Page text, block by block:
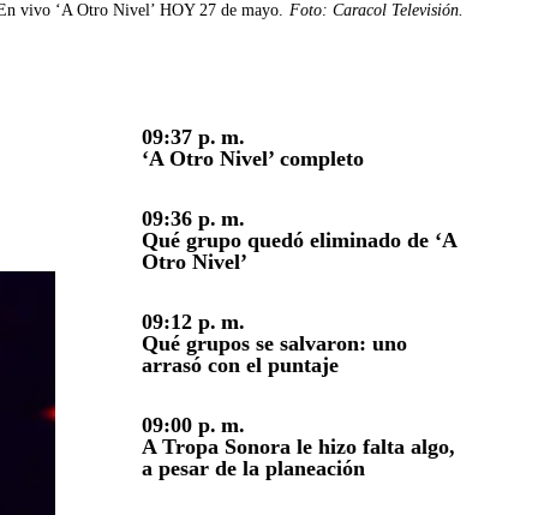
vivo ‘A Otro Nivel’ HOY 27 de mayo. Foto: Caracol Televisión.
09:37 p. m.
‘A Otro Nivel’ completo
09:36 p. m.
Qué grupo quedó eliminado de ‘A
Otro Nivel’
09:12 p. m.
Qué grupos se salvaron: uno
arrasó con el puntaje
09:00 p. m.
A Tropa Sonora le hizo falta algo,
a pesar de la planeación